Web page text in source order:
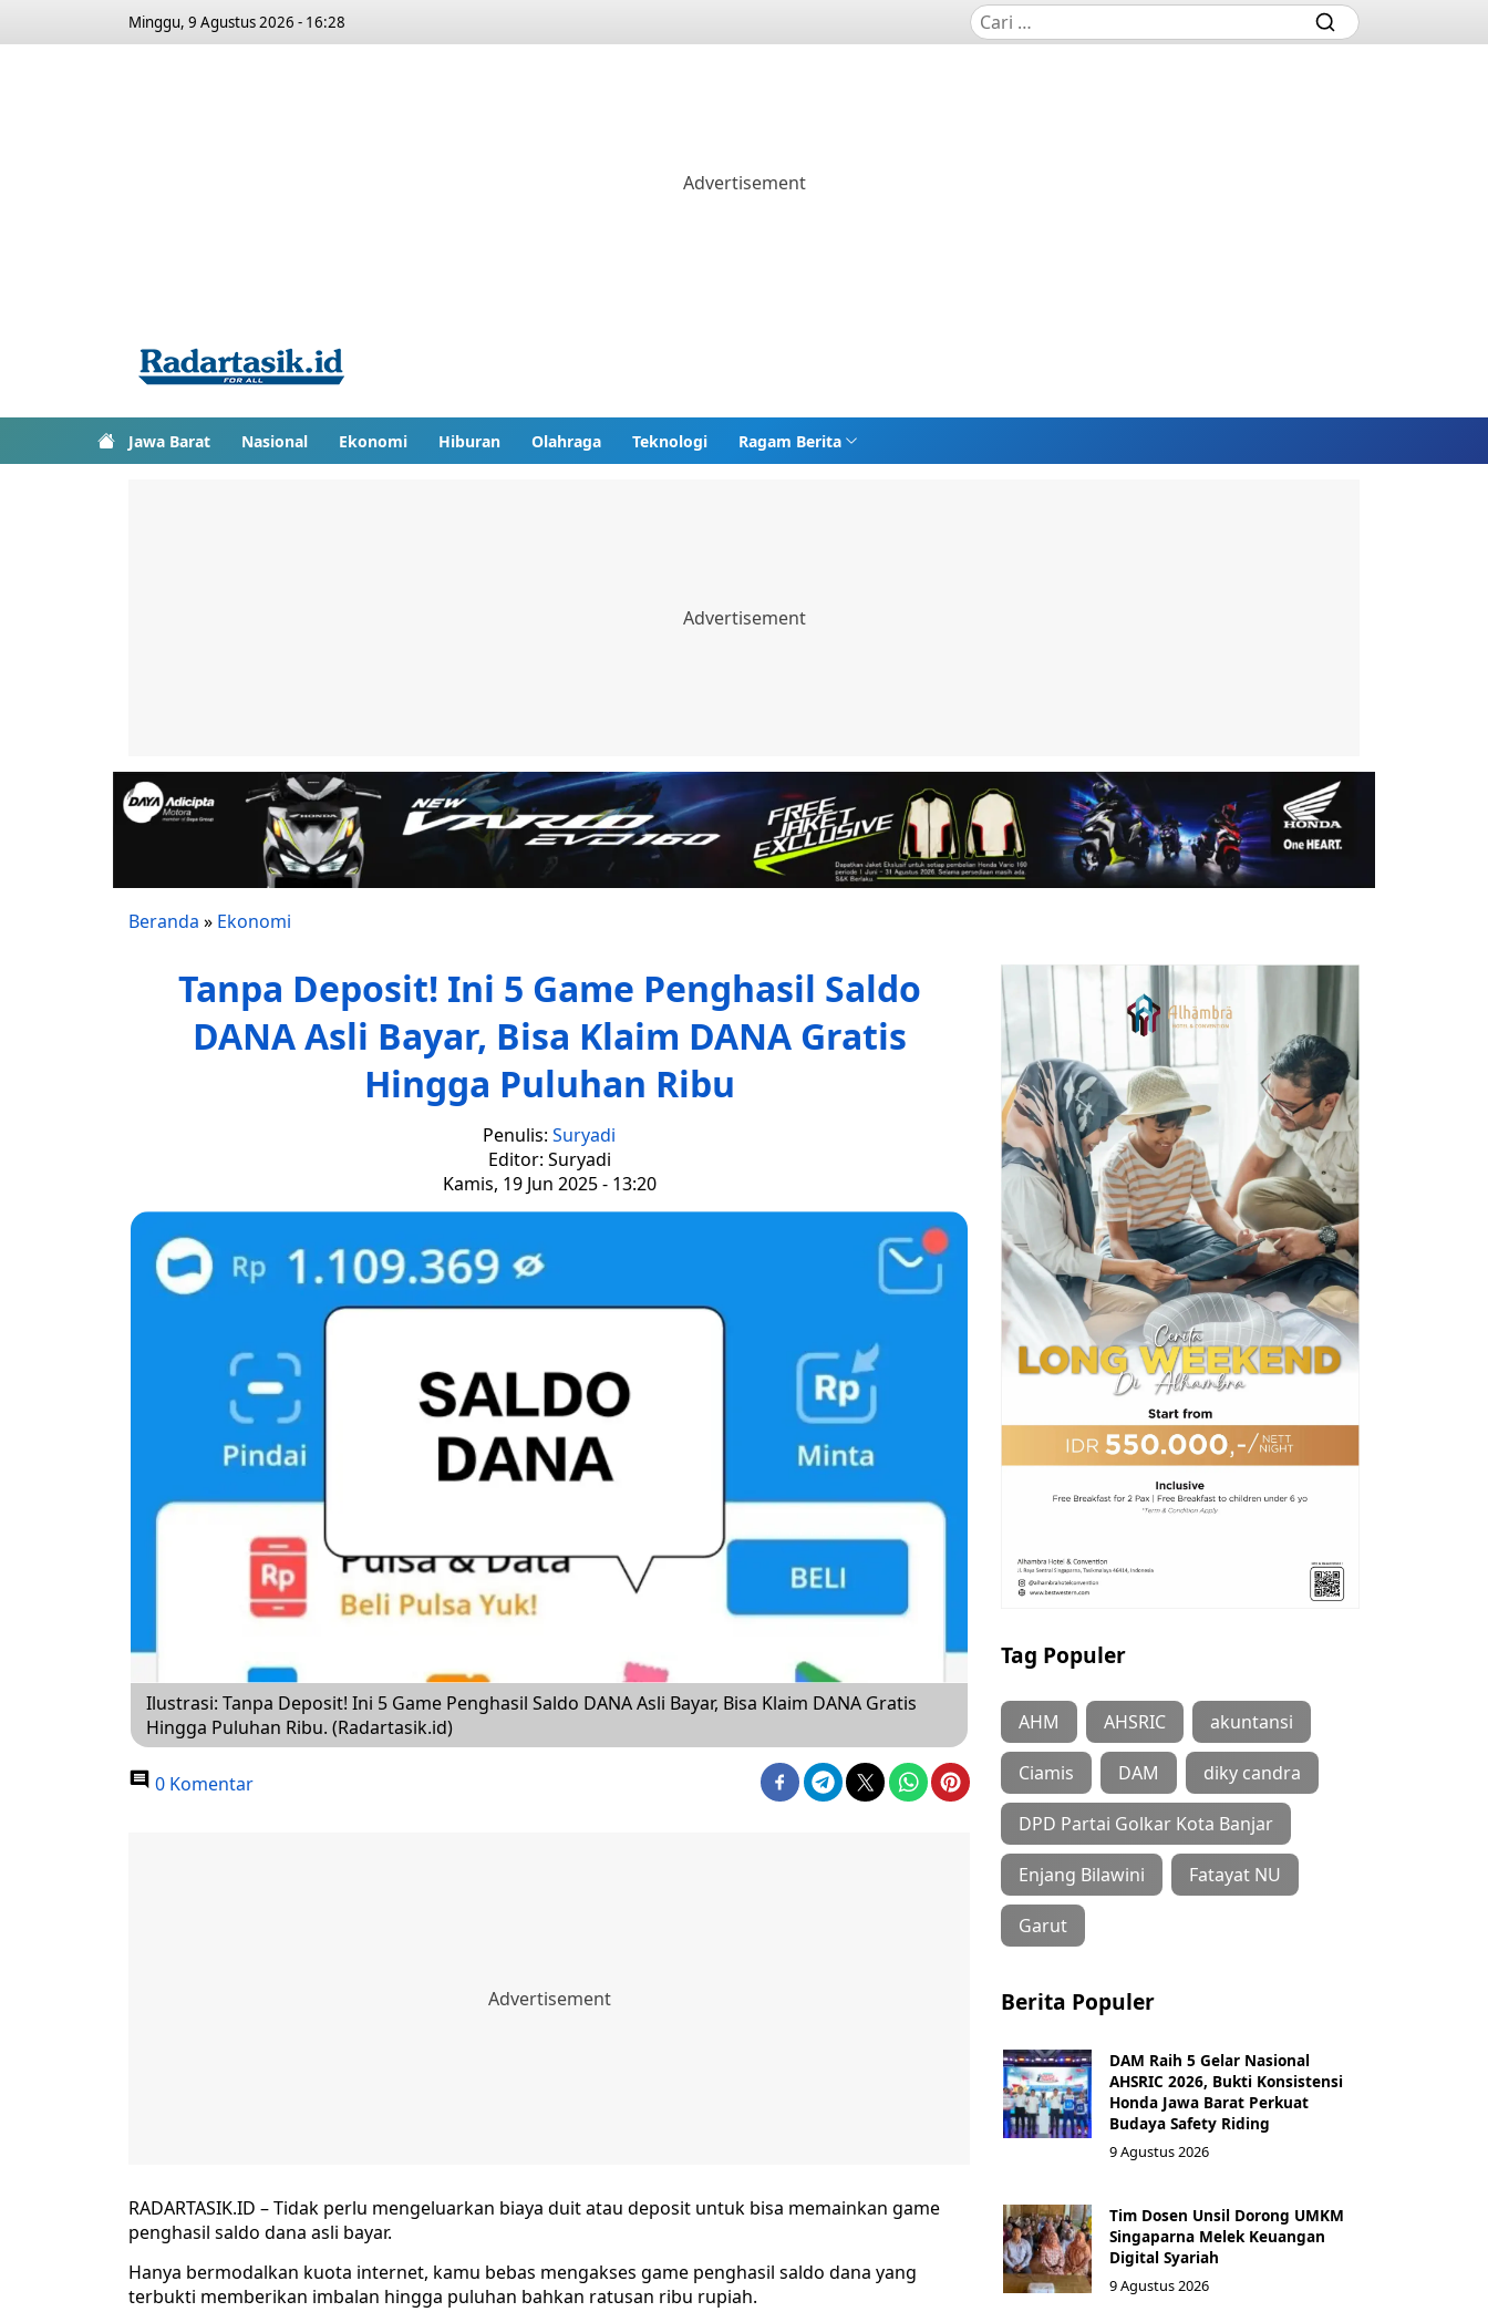
Minggu, 9 Agustus 2026 - 16:28
Jawa Barat Nasional Ekonomi Hiburan Olahraga Teknologi Ragam Berita
Beranda » Ekonomi
Tanpa Deposit! Ini 5 Game Penghasil Saldo
DANA Asli Bayar, Bisa Klaim DANA Gratis
Hingga Puluhan Ribu
Penulis: Suryadi
Editor: Suryadi
Kamis, 19 Jun 2025 - 13:20
Ilustrasi: Tanpa Deposit! Ini 5 Game Penghasil Saldo DANA Asli Bayar, Bisa Klaim DANA Gratis
Hingga Puluhan Ribu. (Radartasik.id)
0 Komentar
RADARTASIK.ID – Tidak perlu mengeluarkan biaya duit atau deposit untuk bisa memainkan game
penghasil saldo dana asli bayar.
Hanya bermodalkan kuota internet, kamu bebas mengakses game penghasil saldo dana yang
terbukti memberikan imbalan hingga puluhan bahkan ratusan ribu rupiah.
Tag Populer
AHM AHSRIC akuntansi
Ciamis DAM diky candra
DPD Partai Golkar Kota Banjar
Enjang Bilawini Fatayat NU
Garut
Berita Populer
DAM Raih 5 Gelar Nasional
AHSRIC 2026, Bukti Konsistensi
Honda Jawa Barat Perkuat
Budaya Safety Riding
9 Agustus 2026
Tim Dosen Unsil Dorong UMKM
Singaparna Melek Keuangan
Digital Syariah
9 Agustus 2026